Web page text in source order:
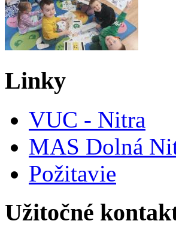
Linky
VUC - Nitra
MAS Dolná
Požitavie
Užitočné